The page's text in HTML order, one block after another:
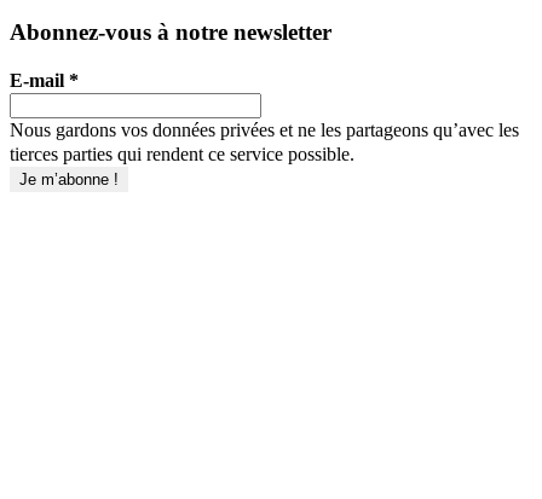
Abonnez-vous à notre newsletter
E-mail *
Nous gardons vos données privées et ne les partageons qu’avec les
tierces parties qui rendent ce service possible.